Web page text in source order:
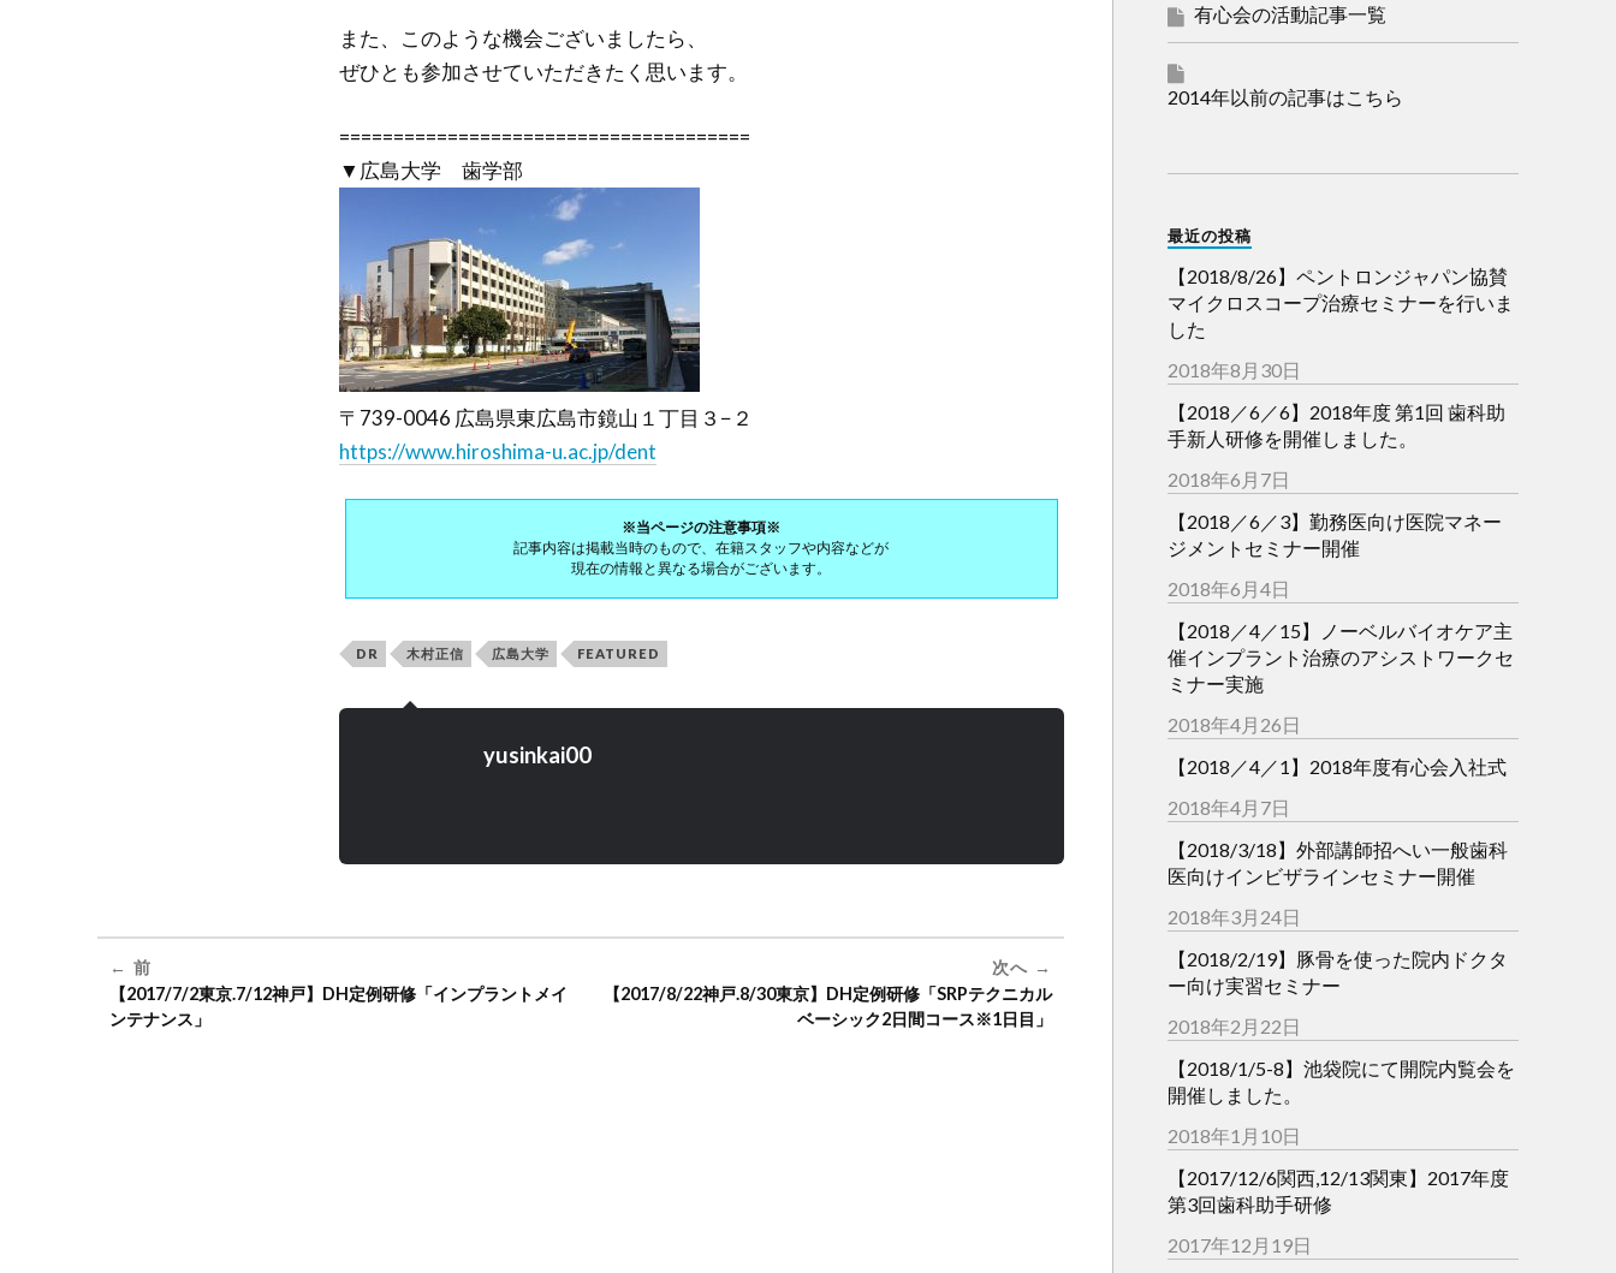
また、このような機会ございましたら、
ぜひとも参加させていただきたく思います。
======================================
▼広島大学 歯学部
〒739-0046 広島県東広島市鏡山１丁目３−２
https://www.hiroshima-u.ac.jp/dent
※当ページの注意事項※
記事内容は掲載当時のもので、在籍スタッフや内容などが
現在の情報と異なる場合がございます。
DR 木村正信 広島大学 FEATURED
yusinkai00
前
【2017/7/2東京.7/12神戸】DH定例研修「インプラントメイ
ンテナンス」
次へ
【2017/8/22神戸.8/30東京】DH定例研修「SRPテクニカル
ベーシック2日間コース※1日目」
有心会の活動記事一覧
2014年以前の記事はこちら
最近の投稿
【2018/8/26】ペントロンジャパン協賛
マイクロスコープ治療セミナーを行いま
した
2018年8月30日
【2018／6／6】2018年度 第1回 歯科助
手新人研修を開催しました。
2018年6月7日
【2018／6／3】勤務医向け医院マネー
ジメントセミナー開催
2018年6月4日
【2018／4／15】ノーベルバイオケア主
催インプラント治療のアシストワークセ
ミナー実施
2018年4月26日
【2018／4／1】2018年度有心会入社式
2018年4月7日
【2018/3/18】外部講師招へい一般歯科
医向けインビザラインセミナー開催
2018年3月24日
【2018/2/19】豚骨を使った院内ドクタ
ー向け実習セミナー
2018年2月22日
【2018/1/5-8】池袋院にて開院内覧会を
開催しました。
2018年1月10日
【2017/12/6関西,12/13関東】2017年度
第3回歯科助手研修
2017年12月19日